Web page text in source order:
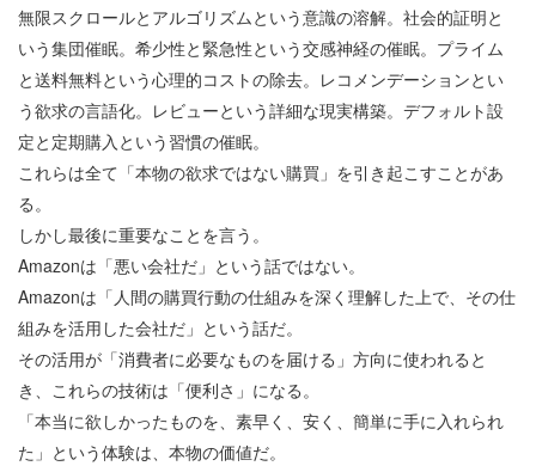
無限スクロールとアルゴリズムという意識の溶解。社会的証明と
いう集団催眠。希少性と緊急性という交感神経の催眠。プライム
と送料無料という心理的コストの除去。レコメンデーションとい
う欲求の言語化。レビューという詳細な現実構築。デフォルト設
定と定期購入という習慣の催眠。
これらは全て「本物の欲求ではない購買」を引き起こすことがあ
る。
しかし最後に重要なことを言う。
Amazonは「悪い会社だ」という話ではない。
Amazonは「人間の購買行動の仕組みを深く理解した上で、その仕
組みを活用した会社だ」という話だ。
その活用が「消費者に必要なものを届ける」方向に使われると
き、これらの技術は「便利さ」になる。
「本当に欲しかったものを、素早く、安く、簡単に手に入れられ
た」という体験は、本物の価値だ。